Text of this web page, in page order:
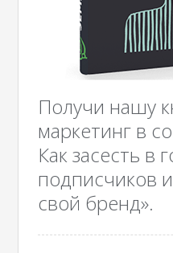
Получи нашу
маркетинг в
Как засесть в
подписчиков
свой бренд».